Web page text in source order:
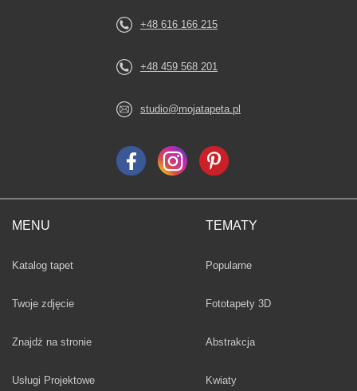
MENU
Katalog tapet
Twoje zdjęcie
Znajdż na stronie
Usługi Projektowe
TEMATY
Fototapety
Popularne
Fototapety 3D
Fototapety
Abstrakcja
Fototapety
Kwiaty
+48 616 166 215
+48 459 568 201
studio@mojatapeta.pl